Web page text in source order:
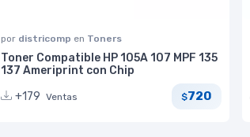
por districomp en Toners
Toner Compatible HP 105A 107 MPF 135
137 Ameriprint con Chip
+179 Ventas $720